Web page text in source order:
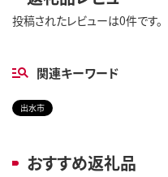
投稿されたレビューは0件です。
関連キーワード
出水市
おすすめ返礼品